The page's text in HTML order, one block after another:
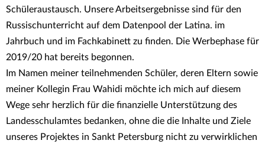
Schüleraustausch. Unsere Arbeitsergebnisse sind für den
Russischunterricht auf dem Datenpool der Latina. im
Jahrbuch und im Fachkabinett zu finden. Die Werbephase für
2019/20 hat bereits begonnen.
Im Namen meiner teilnehmenden Schüler, deren Eltern sowie
meiner Kollegin Frau Wahidi möchte ich mich auf diesem
Wege sehr herzlich für die finanzielle Unterstützung des
Landesschulamtes bedanken, ohne die die Inhalte und Ziele
unseres Projektes in Sankt Petersburg nicht zu verwirklichen